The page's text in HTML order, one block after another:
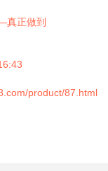
真正做到
product/87.html